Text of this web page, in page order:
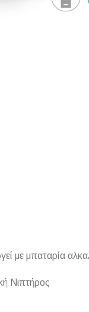
με μπαταρία
Νιπτήρος